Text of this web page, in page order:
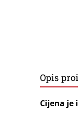
Opis
Cijena je